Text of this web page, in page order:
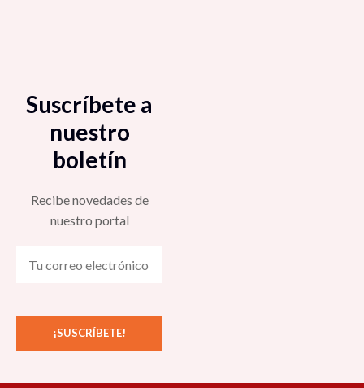
Suscríbete a
nuestro
boletín
Recibe novedades de
nuestro portal